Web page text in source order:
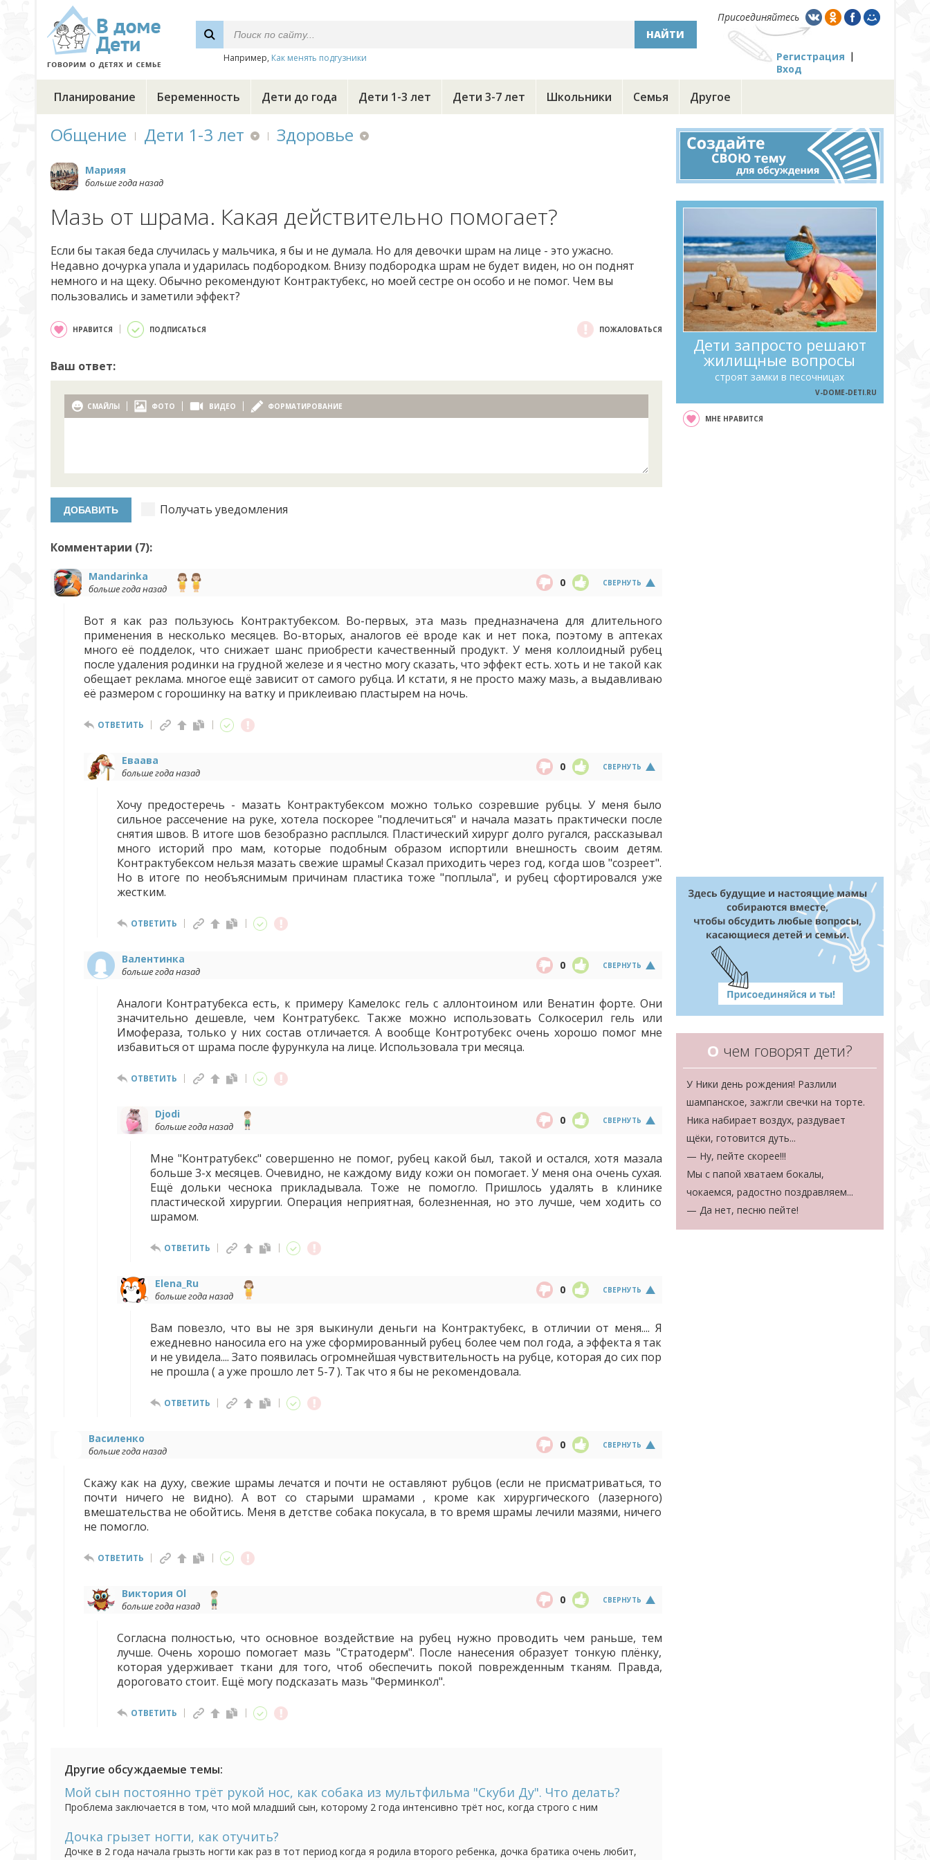
НАЙТИ
Например, Как менять подгузники
Присоединяйтесь
Регистрация
Вход
Планирование Беременность Дети до года Дети 1-3 лет Дети 3-7 лет Школьники Семья Другое
Общение Дети 1-3 лет Здоровье
Марияя
больше года назад
Мазь от шрама. Какая действительно помогает?
Если бы такая беда случилась у мальчика, я бы и не думала. Но для девочки шрам на лице - это ужасно.
Недавно дочурка упала и ударилась подбородком. Внизу подбородка шрам не будет виден, но он поднят
немного и на щеку. Обычно рекомендуют Контрактубекс, но моей сестре он особо и не помог. Чем вы
пользовались и заметили эффект?
НРАВИТСЯ ПОДПИСАТЬСЯ ПОЖАЛОВАТЬСЯ
Ваш ответ:
СМАЙЛЫ ФОТО ВИДЕО ФОРМАТИРОВАНИЕ
Получать уведомления
Комментарии (7):
Mandarinka
больше года назад СВЕРНУТЬ
0
Вот я как раз пользуюсь Контрактубексом. Во-первых, эта мазь предназначена для длительного
применения в несколько месяцев. Во-вторых, аналогов её вроде как и нет пока, поэтому в аптеках
много её подделок, что снижает шанс приобрести качественный продукт. У меня коллоидный рубец
после удаления родинки на грудной железе и я честно могу сказать, что эффект есть. хоть и не такой как
обещает реклама. многое ещё зависит от самого рубца. И кстати, я не просто мажу мазь, а выдавливаю
её размером с горошинку на ватку и приклеиваю пластырем на ночь.
ОТВЕТИТЬ
Еваава
больше года назад СВЕРНУТЬ
0
Хочу предостеречь - мазать Контрактубексом можно только созревшие рубцы. У меня было
сильное рассечение на руке, хотела поскорее "подлечиться" и начала мазать практически после
снятия швов. В итоге шов безобразно расплылся. Пластический хирург долго ругался, рассказывал
много историй про мам, которые подобным образом испортили внешность своим детям.
Контрактубексом нельзя мазать свежие шрамы! Сказал приходить через год, когда шов "созреет".
Но в итоге по необъяснимым причинам пластика тоже "поплыла", и рубец сфортировался уже
жестким.
ОТВЕТИТЬ
Валентинка
больше года назад СВЕРНУТЬ
0
Аналоги Контратубекса есть, к примеру Камелокс гель с аллонтоином или Венатин форте. Они
значительно дешевле, чем Контратубекс. Также можно использовать Солкосерил гель или
Имофераза, только у них состав отличается. А вообще Контротубекс очень хорошо помог мне
избавиться от шрама после фурункула на лице. Использовала три месяца.
ОТВЕТИТЬ
Djodi
больше года назад СВЕРНУТЬ
0
Мне "Контратубекс" совершенно не помог, рубец какой был, такой и остался, хотя мазала
больше 3-х месяцев. Очевидно, не каждому виду кожи он помогает. У меня она очень сухая.
Ещё дольки чеснока прикладывала. Тоже не помогло. Пришлось удалять в клинике
пластической хирургии. Операция неприятная, болезненная, но это лучше, чем ходить со
шрамом.
ОТВЕТИТЬ
Elena_Ru
больше года назад СВЕРНУТЬ
0
Вам повезло, что вы не зря выкинули деньги на Контрактубекс, в отличии от меня.... Я
ежедневно наносила его на уже сформированный рубец более чем пол года, а эффекта я так
и не увидела.... Зато появилась огромнейшая чувствительность на рубце, которая до сих пор
не прошла ( а уже прошло лет 5-7 ). Так что я бы не рекомендовала.
ОТВЕТИТЬ
Василенко
больше года назад СВЕРНУТЬ
0
Скажу как на духу, свежие шрамы лечатся и почти не оставляют рубцов (если не присматриваться, то
почти ничего не видно). А вот со старыми шрамами , кроме как хирургического (лазерного)
вмешательства не обойтись. Меня в детстве собака покусала, в то время шрамы лечили мазями, ничего
не помогло.
ОТВЕТИТЬ
Виктория Ol
больше года назад СВЕРНУТЬ
0
Согласна полностью, что основное воздействие на рубец нужно проводить чем раньше, тем
лучше. Очень хорошо помогает мазь "Стратодерм". После нанесения образует тонкую плёнку,
которая удерживает ткани для того, чтоб обеспечить покой поврежденным тканям. Правда,
дороговато стоит. Ещё могу подсказать мазь "Ферминкол".
ОТВЕТИТЬ
Другие обсуждаемые темы:
Мой сын постоянно трёт рукой нос, как собака из мультфильма "Скуби Ду". Что делать?
Проблема заключается в том, что мой младший сын, которому 2 года интенсивно трёт нос, когда строго с ним
нормально, пройдёт, но мне страшно за своё чадо. Может быть у кого-нибудь было что-то...
Дочка грызет ногти, как отучить?
Дочке в 2 года начала грызть ногти как раз в тот период когда я родила второго ребенка, дочка братика очень любит,
Дети запросто решают
жилищные вопросы
строят замки в песочницах
V-DOME-DETI.RU
МНЕ НРАВИТСЯ
О чем говорят дети?
У Ники день рождения! Разлили
шампанское, зажгли свечки на торте.
Ника набирает воздух, раздувает
щёки, готовится дуть...
— Ну, пейте скорее!!!
Мы с папой хватаем бокалы,
чокаемся, радостно поздравляем...
— Да нет, песню пейте!